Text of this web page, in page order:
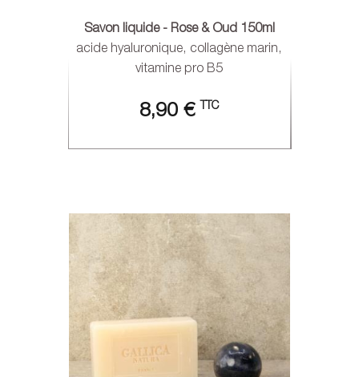
Savon liquide - Rose & Oud 150ml
acide hyaluronique, collagène marin,
vitamine pro B5
8,90 € TTC